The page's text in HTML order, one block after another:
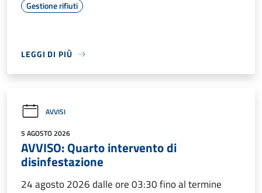
Gestione rifiuti
LEGGI DI PIÙ
AVVISI
5 AGOSTO 2026
AVVISO: Quarto intervento di
disinfestazione
24 agosto 2026 dalle ore 03:30 fino al termine